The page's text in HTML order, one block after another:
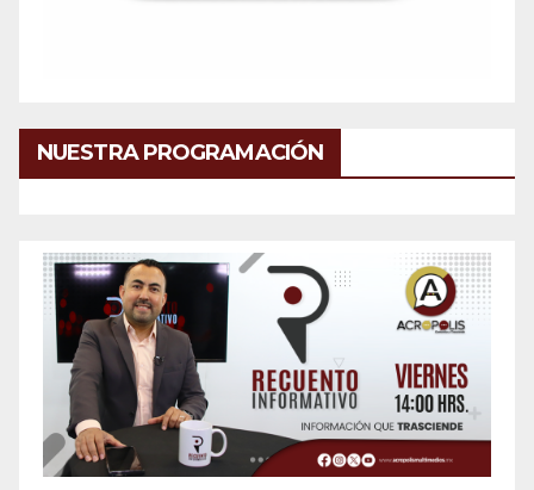
NUESTRA PROGRAMACIÓN